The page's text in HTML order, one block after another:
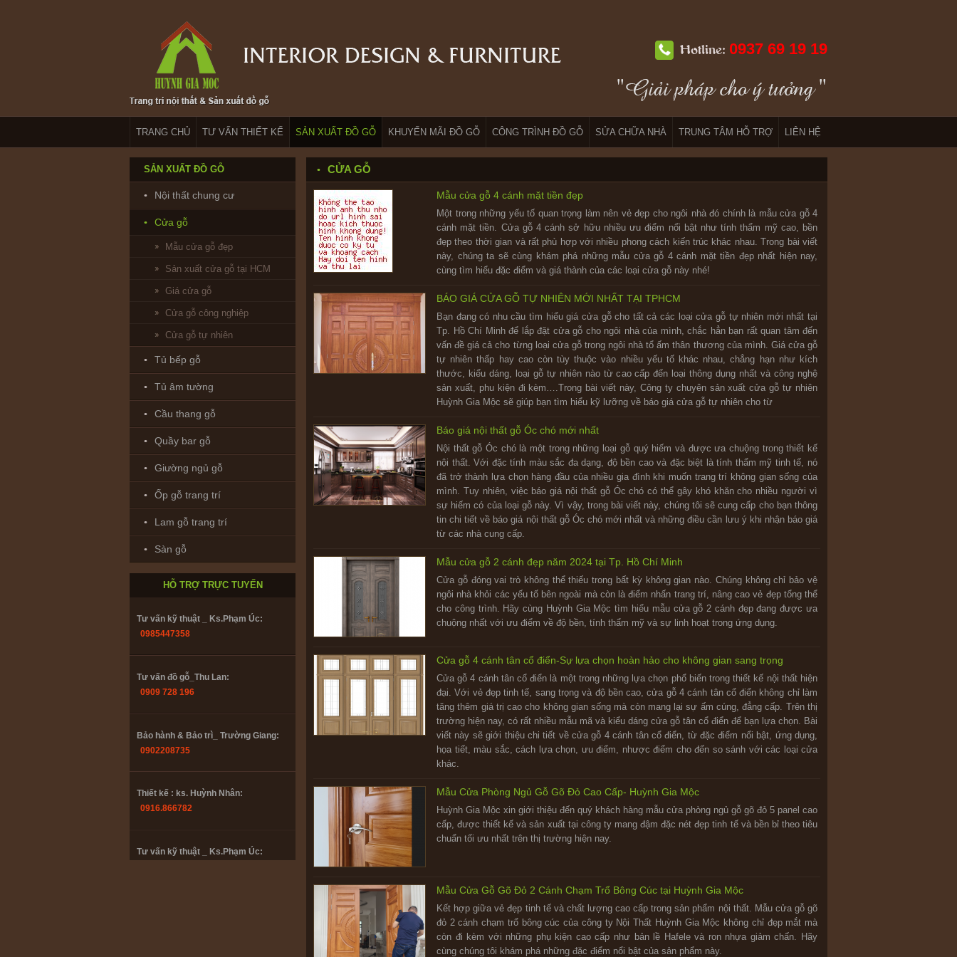
Hotline: 0937 69 19 19
TRANG CHỦ TƯ VẤN THIẾT KẾ SẢN XUẤT ĐỒ GỖ KHUYẾN MÃI ĐỒ GỖ CÔNG TRÌNH ĐỒ GỖ SỬA CHỮA NHÀ TRUNG TÂM HỖ TRỢ LIÊN HỆ
SẢN XUẤT ĐỒ GỖ
Nội thất chung cư
Cửa gỗ
Mẫu cửa gỗ đẹp
Sản xuất cửa gỗ tại HCM
Giá cửa gỗ
Cửa gỗ công nghiệp
Cửa gỗ tự nhiên
Tủ bếp gỗ
Tủ âm tường
Cầu thang gỗ
Quầy bar gỗ
Giường ngủ gỗ
Ốp gỗ trang trí
Lam gỗ trang trí
Sàn gỗ
HỖ TRỢ TRỰC TUYẾN
Bảo hành & Bảo trì_ Trường Giang:
0902208735
Thiết kế : ks. Huỳnh Nhân:
0916.866782
Tư vấn kỹ thuật _ Ks.Phạm Úc:
0985447358
Tư vấn đồ gỗ_Thu Lan:
0909 728 196
Bảo hành & Bảo trì_ Trường Giang:
0902208735
Thiết kế : ks. Huỳnh Nhân:
0916.866782
Tư vấn kỹ thuật _ Ks.Phạm Úc:
CỬA GỖ
Mẫu cửa gỗ 4 cánh mặt tiền đẹp
Một trong những yếu tố quan trọng làm nên vẻ đẹp cho ngôi nhà đó chính là mẫu cửa gỗ 4
cánh mặt tiền. Cửa gỗ 4 cánh sở hữu nhiều ưu điểm nổi bật như tính thẩm mỹ cao, bền
đẹp theo thời gian và rất phù hợp với nhiều phong cách kiến trúc khác nhau. Trong bài viết
này, chúng ta sẽ cùng khám phá những mẫu cửa gỗ 4 cánh mặt tiền đẹp nhất hiện nay,
cùng tìm hiểu đặc điểm và giá thành của các loại cửa gỗ này nhé!
BÁO GIÁ CỬA GỖ TỰ NHIÊN MỚI NHẤT TẠI TPHCM
Bạn đang có nhu cầu tìm hiểu giá cửa gỗ cho tất cả các loại cửa gỗ tự nhiên mới nhất tại
Tp. Hồ Chí Minh để lắp đặt cửa gỗ cho ngôi nhà của mình, chắc hẳn bạn rất quan tâm đến
vấn đề giá cả cho từng loại cửa gỗ trong ngôi nhà tổ ấm thân thương của mình. Giá cửa gỗ
tự nhiên thấp hay cao còn tùy thuộc vào nhiều yếu tố khác nhau, chẳng hạn như kích
thước, kiểu dáng, loại gỗ tự nhiên nào từ cao cấp đến loại thông dụng nhất và công nghệ
sản xuất, phu kiện đi kèm….Trong bài viết này, Công ty chuyên sản xuất cửa gỗ tự nhiên
Huỳnh Gia Mộc sẽ giúp bạn tìm hiểu kỹ lưỡng về báo giá cửa gỗ tự nhiên cho từ
Báo giá nội thất gỗ Óc chó mới nhất
Nội thất gỗ Óc chó là một trong những loại gỗ quý hiếm và được ưa chuộng trong thiết kế
nội thất. Với đặc tính màu sắc đa dạng, độ bền cao và đặc biệt là tính thẩm mỹ tinh tế, nó
đã trở thành lựa chọn hàng đầu của nhiều gia đình khi muốn trang trí không gian sống của
mình. Tuy nhiên, việc báo giá nội thất gỗ Óc chó có thể gây khó khăn cho nhiều người vì
sự hiếm có của loại gỗ này. Vì vậy, trong bài viết này, chúng tôi sẽ cung cấp cho bạn thông
tin chi tiết về báo giá nội thất gỗ Óc chó mới nhất và những điều cần lưu ý khi nhận báo giá
từ các nhà cung cấp.
Mẫu cửa gỗ 2 cánh đẹp năm 2024 tại Tp. Hồ Chí Minh
Cửa gỗ đóng vai trò không thể thiếu trong bất kỳ không gian nào. Chúng không chỉ bảo vệ
ngôi nhà khỏi các yếu tố bên ngoài mà còn là điểm nhấn trang trí, nâng cao vẻ đẹp tổng thể
cho công trình. Hãy cùng Huỳnh Gia Mộc tìm hiểu mẫu cửa gỗ 2 cánh đẹp đang được ưa
chuộng nhất với ưu điểm về độ bền, tính thẩm mỹ và sự linh hoạt trong ứng dụng.
Cửa gỗ 4 cánh tân cổ điển-Sự lựa chọn hoàn hảo cho không gian sang trọng
Cửa gỗ 4 cánh tân cổ điển là một trong những lựa chọn phổ biến trong thiết kế nội thất hiện
đại. Với vẻ đẹp tinh tế, sang trọng và độ bền cao, cửa gỗ 4 cánh tân cổ điển không chỉ làm
tăng thêm giá trị cao cho không gian sống mà còn mang lại sự ấm cúng, đẳng cấp. Trên thị
trường hiện nay, có rất nhiều mẫu mã và kiểu dáng cửa gỗ tân cổ điển để bạn lựa chọn. Bài
viết này sẽ giới thiệu chi tiết về cửa gỗ 4 cánh tân cổ điển, từ đặc điểm nổi bật, ứng dụng,
họa tiết, màu sắc, cách lựa chọn, ưu điểm, nhược điểm cho đến so sánh với các loại cửa
khác.
Mẫu Cửa Phòng Ngủ Gỗ Gõ Đỏ Cao Cấp- Huỳnh Gia Mộc
Huỳnh Gia Mộc xin giới thiệu đến quý khách hàng mẫu cửa phòng ngủ gỗ gõ đỏ 5 panel cao
cấp, được thiết kế và sản xuất tại công ty mang đậm đặc nét đẹp tinh tế và bền bỉ theo tiêu
chuẩn tối ưu nhất trên thị trường hiện nay.
Mẫu Cửa Gỗ Gõ Đỏ 2 Cánh Chạm Trổ Bông Cúc tại Huỳnh Gia Mộc
Kết hợp giữa vẻ đẹp tinh tế và chất lượng cao cấp trong sản phẩm nội thất. Mẫu cửa gỗ gõ
đỏ 2 cánh chạm trổ bông cúc của công ty Nội Thất Huỳnh Gia Mộc không chỉ đẹp mắt mà
còn đi kèm với những phụ kiện cao cấp như bản lề Hafele và ron nhựa giảm chấn. Hãy
cùng chúng tôi khám phá những đặc điểm nổi bật của sản phẩm này.